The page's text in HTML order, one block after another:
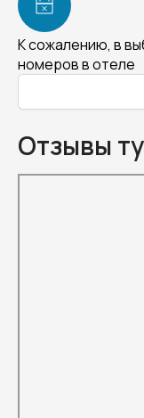
К сожалению, в
номеров в отеле
Отзывы